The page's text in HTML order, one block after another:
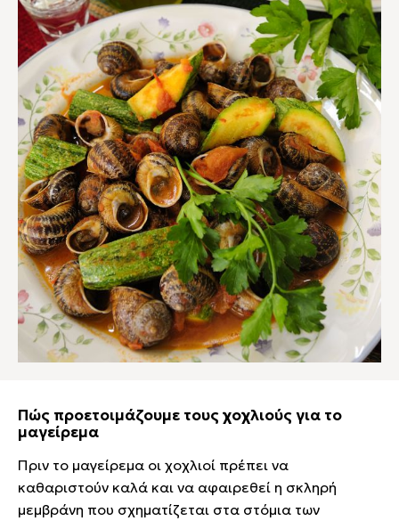
Πώς προετοιμάζουμε τους χοχλιούς για το
μαγείρεμα
Πριν το μαγείρεμα οι χοχλιοί πρέπει να
καθαριστούν καλά και να αφαιρεθεί η σκληρή
μεμβράνη που σχηματίζεται στα στόμια των